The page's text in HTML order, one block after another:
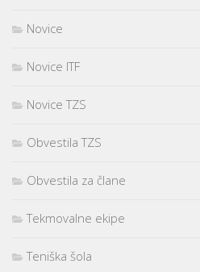
Novice
Novice ITF
Novice TZS
Obvestila TZS
Obvestila za člane
Tekmovalne ekipe
Teniška šola